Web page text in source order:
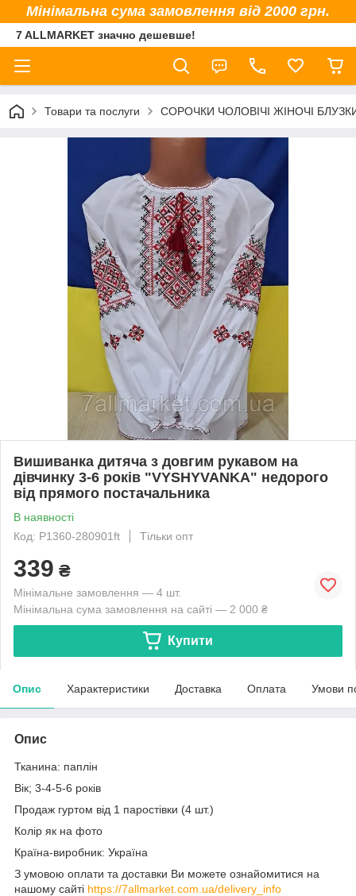
Мінімальна сума замовлення від 2000 грн.
7 ALLMARKET значно дешевше!
Товари та послуги СОРОЧКИ ЧОЛОВІЧІ ЖІНОЧІ
Вишиванка дитяча з довгим рукавом на
дівчинку 3-6 років "VYSHYVANKA" недорого
від прямого постачальника
В наявності
Код: P1360-280901ft
Тільки опт
339 ₴
Мінімальне замовлення — 4 шт.
Мінімальна сума замовлення на сайті — 2 000 ₴
Купити
Опис Характеристики Доставка Оплата Умови
Опис
Тканина: паплін
Вік; 3-4-5-6 років
Продаж гуртом від 1 паростівки (4 шт.)
Колір як на фото
Країна-виробник: Україна
З умовою оплати та доставки Ви можете ознайомитися на
нашому сайті https://7allmarket.com.ua/delivery_info